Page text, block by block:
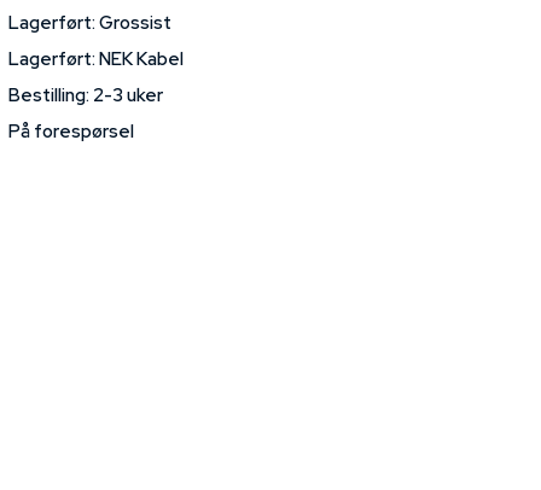
Lagerført: Grossist
Lagerført: NEK Kabel
Bestilling: 2-3 uker
På forespørsel